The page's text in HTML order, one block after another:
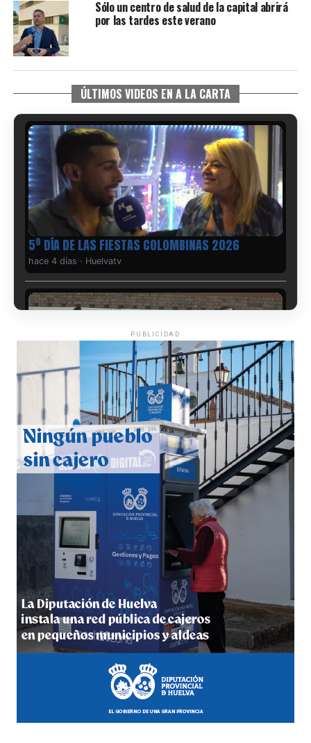
Sólo un centro de salud de la capital abrirá
por las tardes este verano
ÚLTIMOS VIDEOS EN A LA CARTA
5º DÍA DE LAS FIESTAS COLOMBINAS 2026
hace 4 días · Huelvatv
CUARTA CORRIDA DE LAS FIESTAS COLOMBINAS
2026
hace 4 días·Huelvatv
4º DÍA DE LAS FIESTAS COLOMBINAS 2026
hace 5 días·Huelvatv
PUBLICIDAD